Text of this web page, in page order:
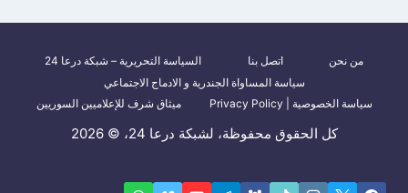
من نحن اتصل بنا
السياسة التحريرية – شبكة درعا 24
سياسة المساواة الجندرية و الادماج الاجتماعي
سياسة الخصوصية | Privacy Policy
ميثاق شرف للإعلاميين السوريين
كل الحقوق محفوظة، لشبكة درعا 24، © 2026